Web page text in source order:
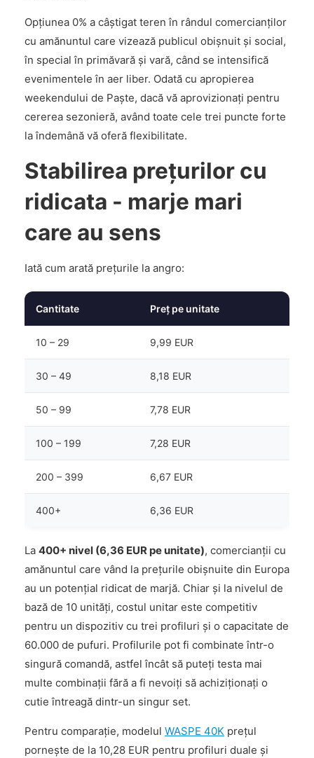
Opțiunea 0% a câștigat teren în rândul comercianților
cu amănuntul care vizează publicul obișnuit și social,
în special în primăvară și vară, când se intensifică
evenimentele în aer liber. Odată cu apropierea
weekendului de Paște, dacă vă aprovizionați pentru
cererea sezonieră, având toate cele trei puncte forte
la îndemână vă oferă flexibilitate.
Stabilirea prețurilor cu
ridicata - marje mari
care au sens
Iată cum arată prețurile la angro:
Cantitate Preț pe unitate
10 – 29 9,99 EUR
30 – 49 8,18 EUR
50 – 99 7,78 EUR
100 – 199 7,28 EUR
200 – 399 6,67 EUR
400+ 6,36 EUR
La 400+ nivel (6,36 EUR pe unitate), comercianții cu
amănuntul care vând la prețurile obișnuite din Europa
au un potențial ridicat de marjă. Chiar și la nivelul de
bază de 10 unități, costul unitar este competitiv
pentru un dispozitiv cu trei profiluri și o capacitate de
60.000 de pufuri. Profilurile pot fi combinate într-o
singură comandă, astfel încât să puteți testa mai
multe combinații fără a fi nevoiți să achiziționați o
cutie întreagă dintr-un singur set.
Pentru comparație, modelul WASPE 40K prețul
pornește de la 10,28 EUR pentru profiluri duale și